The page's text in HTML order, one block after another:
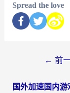
Spread the love
← 前
国外加速国内游